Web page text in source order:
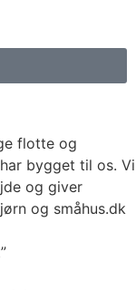
flotte og
bygget til os. Vi
og giver
og småhus.dk